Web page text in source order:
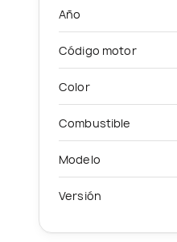
Año
Código motor
Color
Combustible
Modelo
Versión